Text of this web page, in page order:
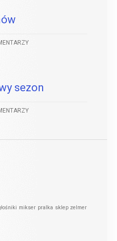
sezon
mikser pralka sklep zelmer